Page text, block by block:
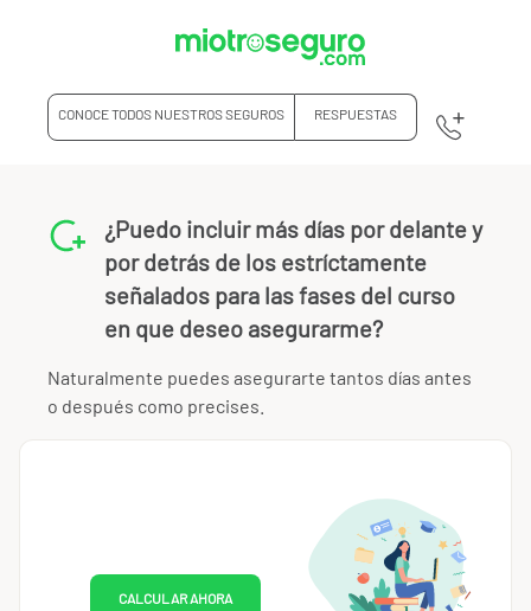
CONOCE TODOS NUESTROS SEGUROS RESPUESTAS
¿Puedo incluir más días por delante y
por detrás de los estríctamente
señalados para las fases del curso
en que deseo asegurarme?
Naturalmente puedes asegurarte tantos días antes
o después como precises.
CALCULAR AHORA